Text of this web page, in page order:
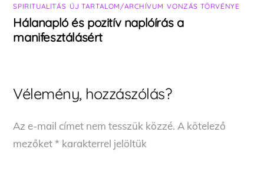
SPIRITUALITÁS ÚJ TARTALOM/ARCHÍVUM ,VONZÁS TÖRVÉNYE
Hálanapló és pozitív naplóírás a
manifesztálásért
Vélemény, hozzászólás?
Az e-mail címet nem tesszük közzé. A kötelező
mezőket* karakterrel jelöltük